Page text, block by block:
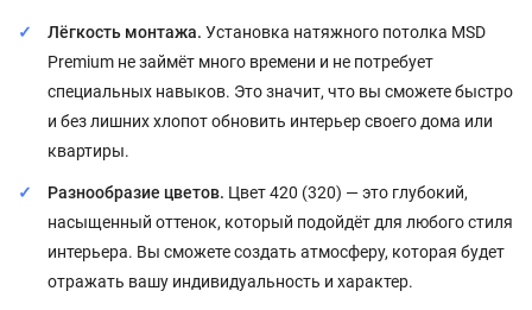
Лёгкость монтажа. Установка натяжного потолка MSD
Premium не займёт много времени и не потребует
специальных навыков. Это значит, что вы сможете быстро
и без лишних хлопот обновить интерьер своего дома или
квартиры.
Разнообразие цветов. Цвет 420 (320) — это глубокий,
насыщенный оттенок, который подойдёт для любого стиля
интерьера. Вы сможете создать атмосферу, которая будет
отражать вашу индивидуальность и характер.